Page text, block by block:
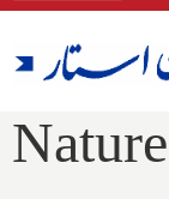
Nature